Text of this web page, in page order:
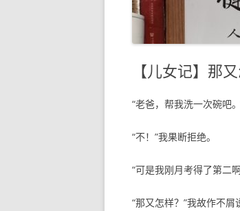
【儿女记】那
“老爸，帮我洗一次碗吧。
“不！”我果断拒绝。
“可是我刚月考得了第二
“那又怎样？”我故作不